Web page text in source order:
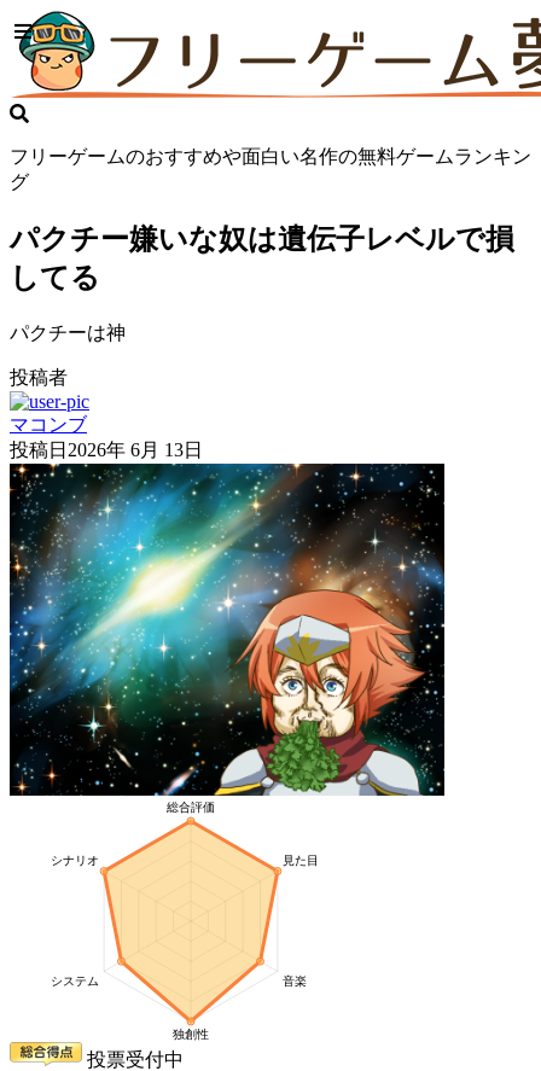
フリーゲームのおすすめや面白い名作の無料ゲームランキン
グ
パクチー嫌いな奴は遺伝子レベルで損
してる
パクチーは神
投稿者
マコンブ
投稿日 2026年 6月 13日
投票受付中